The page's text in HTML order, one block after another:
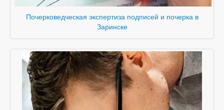
Почерковедческая экспертиза подписей и почерка в
Заринске